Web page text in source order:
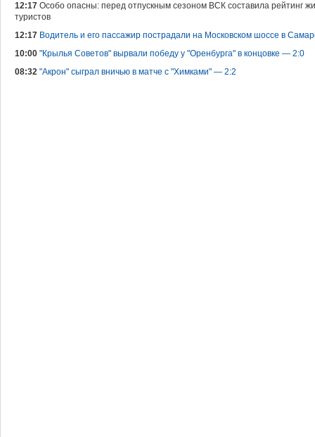
12:17 Особо опасны: перед отпускным сезоном ВСК составила рейтинг
туристов
12:17 Водитель и его пассажир пострадали на Московском шоссе в
10:00 "Крылья Советов" вырвали победу у "Оренбурга" в концовке — 2:0
08:32 "Акрон" сыграл вничью в матче с "Химками" — 2:2